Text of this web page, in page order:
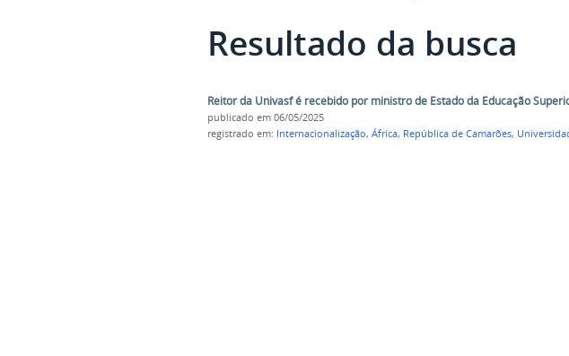
Resultado da busca
Reitor da Univasf é recebido por ministro de Estado da Educação
publicado em 06/05/2025
registrado em: Internacionalização, África, República de Camarões,